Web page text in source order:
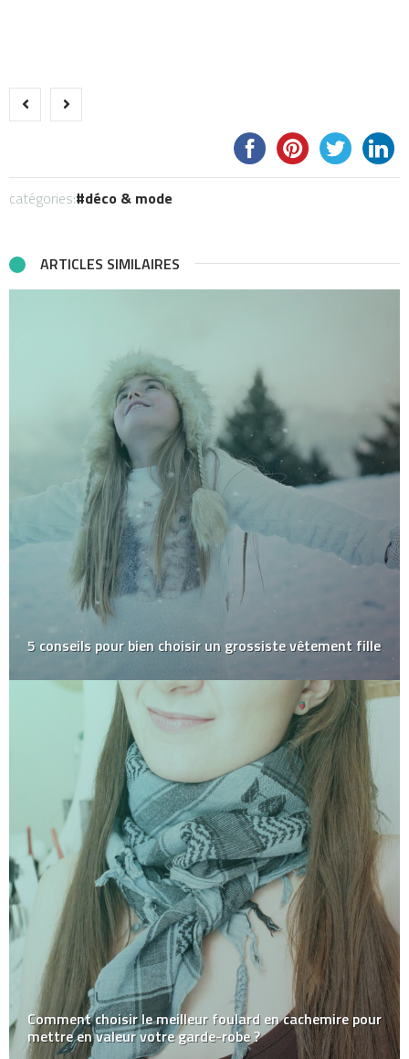
catégories: déco & mode
ARTICLES SIMILAIRES
5 conseils pour bien choisir un grossiste vêtement fille
Comment choisir le meilleur foulard en cachemire pour
mettre en valeur votre garde-robe ?